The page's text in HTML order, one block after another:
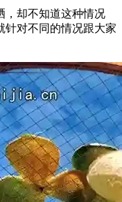
，却不知道这种情况
针对不同的情况跟大家